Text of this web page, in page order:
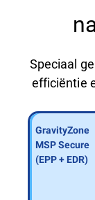
Speciaal
efficiëntie
GravityZone
MSP Secure
Extra
GravityZone
MSP Secure
Plus (MDR)
GravityZone
MSP Secure
(EPP + EDR)